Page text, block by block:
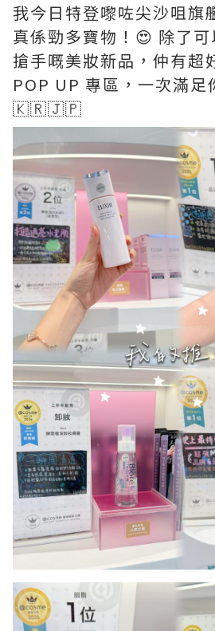
我今日特登嚟咗尖沙咀旗
真係勁多寶物！😍 除了
搶手嘅美妝新品，仲有
POP UP 專區，一次滿足
🇰🇷🇯🇵